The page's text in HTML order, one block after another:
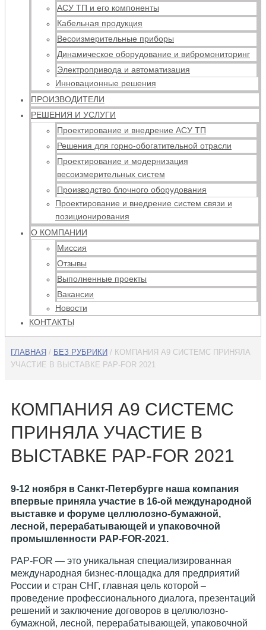
АСУ ТП и его компоненты
Кабельная продукция
Весоизмерительные приборы
Динамическое оборудование и вибромониторинг
Электропривода и автоматизация
Инновационные решения
ПРОИЗВОДИТЕЛИ
РЕШЕНИЯ И УСЛУГИ
Проектирование и внедрение АСУ ТП
Решения для горно-обогатительной отрасли
Проектирование и модернизация
весоизмерительных систем
Производство блочного оборудования
Проектирование и внедрение систем связи и
позиционирования
О КОМПАНИИ
Миссия
Отзывы
Выполненные проекты
Вакансии
Новости
КОНТАКТЫ
ГЛАВНАЯ / БЕЗ РУБРИКИ / КОМПАНИЯ А9 СИСТЕМС ПРИНЯЛА
УЧАСТИЕ В ВЫСТАВКЕ PAP-FOR 2021
КОМПАНИЯ А9 СИСТЕМС
ПРИНЯЛА УЧАСТИЕ В
ВЫСТАВКЕ PAP-FOR 2021
9-12 ноября в Санкт-Петербурге наша компания
впервые приняла участие в 16-ой международной
выставке и форуме целлюлозно-бумажной,
лесной, перерабатывающей и упаковочной
промышленности PAP-FOR-2021.
PAP-FOR — это уникальная специализированная
международная бизнес-площадка для предприятий
России и стран СНГ, главная цель которой –
проведение профессионального диалога, презентаций
решений и заключение договоров в целлюлозно-
бумажной, лесной, перерабатывающей, упаковочной